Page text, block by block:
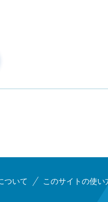
ついて このサイトの使い